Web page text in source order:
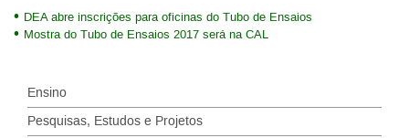
DEA abre inscrições para oficinas do Tubo de Ensaios
Mostra do Tubo de Ensaios 2017 será na CAL
Ensino
Pesquisas, Estudos e Projetos